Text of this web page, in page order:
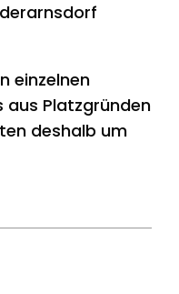
einzelnen
Platzgründen
deshalb um